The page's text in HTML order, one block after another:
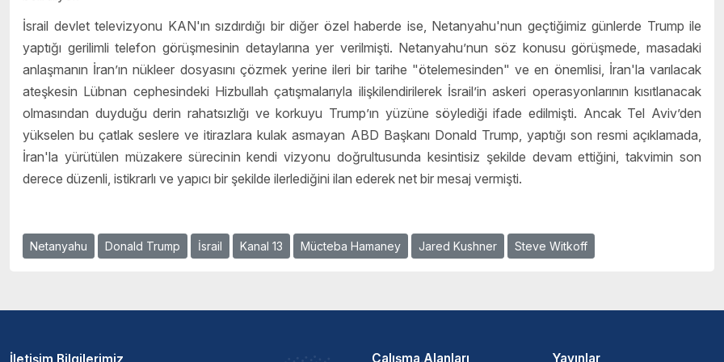
İsrail devlet televizyonu KAN'ın sızdırdığı bir diğer özel haberde ise, Netanyahu'nun geçtiğimiz günlerde Trump ile
yaptığı gerilimli telefon görüşmesinin detaylarına yer verilmişti. Netanyahu’nun söz konusu görüşmede, masadaki
anlaşmanın İran’ın nükleer dosyasını çözmek yerine ileri bir tarihe "ötelemesinden" ve en önemlisi, İran'la varılacak
ateşkesin Lübnan cephesindeki Hizbullah çatışmalarıyla ilişkilendirilerek İsrail’in askeri operasyonlarının kısıtlanacak
olmasından duyduğu derin rahatsızlığı ve korkuyu Trump’ın yüzüne söylediği ifade edilmişti. Ancak Tel Aviv’den
yükselen bu çatlak seslere ve itirazlara kulak asmayan ABD Başkanı Donald Trump, yaptığı son resmi açıklamada,
İran'la yürütülen müzakere sürecinin kendi vizyonu doğrultusunda kesintisiz şekilde devam ettiğini, takvimin son
derece düzenli, istikrarlı ve yapıcı bir şekilde ilerlediğini ilan ederek net bir mesaj vermişti.
Netanyahu Donald Trump İsrail Kanal 13 Mücteba Hamaney Jared Kushner Steve Witkoff
İletişim Bilgilerimiz Çalışma Alanları Yayınlar